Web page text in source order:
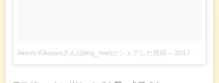
Akemi Kikutaniさん(@kiq_mie)がシェアした投稿 – 2017 2月 13 8:59午後 PST